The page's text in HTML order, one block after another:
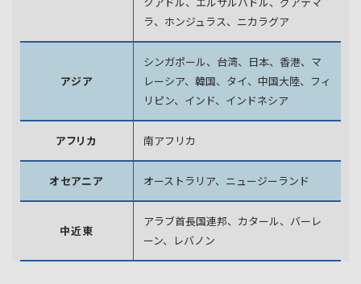
ラ、 ホンジュラス、ニカラグア
アジア
シンガポール、台湾、日本、香港、マ
レーシア、韓国、 タイ、中国大陸、フィ
リピン、インド、インドネシア
アフリカ 南アフリカ
オセアニア オーストラリア、ニュージーランド
中近東
アラブ首長国連邦、カタール、バーレ
ーン、レバノン